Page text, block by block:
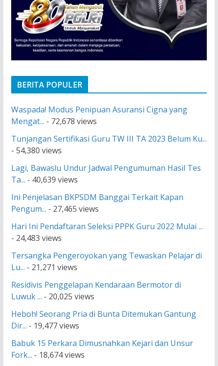
BERITA POPULER
Waspada! Modus Penipuan Asuransi Cigna yang
Mengat... - 72,678 views
Tunjangan Sertifikasi Guru TW III TA 2023 Belum Ku...
- 54,380 views
Lagi, Bawaslu Undur Jadwal Pengumuman Hasil Tes
Ta... - 40,639 views
Ini Penjelasan BKPSDM Banggai Terkait Kapan
Pengum... - 27,465 views
Hari Ini Pendaftaran Seleksi PPPK Guru 2022 Mulai ...
- 24,483 views
Tersangka Pengeroyokan yang Tewaskan Pelajar di
Lu... - 21,271 views
Residivis Penggelapan Kendaraan Bermotor di
Luwuk ... - 20,025 views
Heboh! Seorang Pria di Bunta Ditemukan Gantung
Dir... - 19,477 views
Babuk 15 Perkara Dimusnahkan Kejari dan Unsur
Fork... - 18,674 views